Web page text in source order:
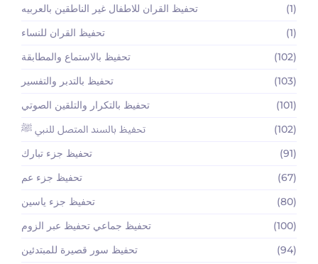
تحفيظ القران للاطفال غير الناطقين بالعربيه
(1)
تحفيظ القران للنساء
(1)
تحفيظ بالاستماع والمطابقة
(102)
تحفيظ بالتدبر والتفسير
(103)
تحفيظ بالتكرار والتلقين الصوتي
(101)
تحفيظ بالسند المتصل للنبي ﷺ
(102)
تحفيظ جزء تبارك
(91)
تحفيظ جزء عم
(67)
تحفيظ جزء ياسين
(80)
تحفيظ جماعي تحفيظ عبر الزوم
(100)
تحفيظ سور قصيرة للمبتدئين
(94)